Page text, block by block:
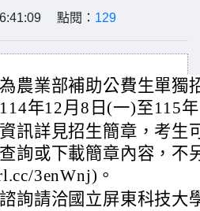
點閱： 129
農業部補助公費生單獨
年12月8日(一)至115
訊詳見招生簡章，考生
詢或下載簡章內容，不
3enWnj)。
詢請洽國立屏東科技大